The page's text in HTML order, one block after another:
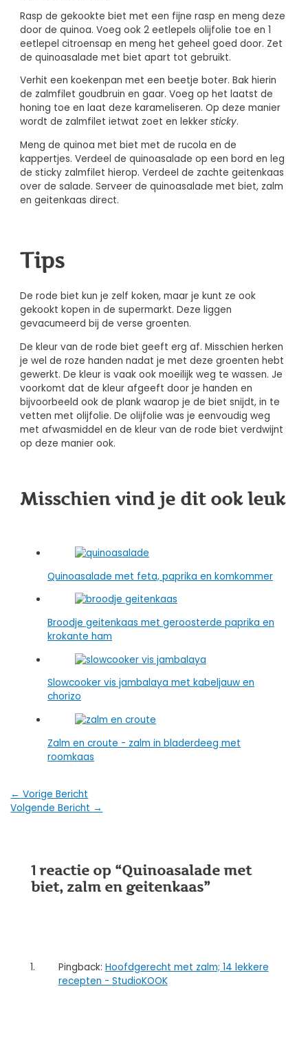
Rasp de gekookte biet met een fijne rasp en meng deze
door de quinoa. Voeg ook 2 eetlepels olijfolie toe en 1
eetlepel citroensap en meng het geheel goed door. Zet
de quinoasalade met biet apart tot gebruikt.
Verhit een koekenpan met een beetje boter. Bak hierin
de zalmfilet goudbruin en gaar. Voeg op het laatst de
honing toe en laat deze karameliseren. Op deze manier
wordt de zalmfilet ietwat zoet en lekkersticky.
Meng de quinoa met biet met de rucola en de
kappertjes. Verdeel de quinoasalade op een bord en leg
de sticky zalmfilet hierop. Verdeel de zachte geitenkaas
over de salade. Serveer de quinoasalade met biet, zalm
en geitenkaas direct.
Tips
De rode biet kun je zelf koken, maar je kunt ze ook
gekookt kopen in de supermarkt. Deze liggen
gevacumeerd bij de verse groenten.
De kleur van de rode biet geeft erg af. Misschien herken
je wel de roze handen nadat je met deze groenten hebt
gewerkt. De kleur is vaak ook moeilijk weg te wassen. Je
voorkomt dat de kleur afgeeft door je handen en
bijvoorbeeld ook de plank waarop je de biet snijdt, in te
vetten met olijfolie. De olijfolie was je eenvoudig weg
met afwasmiddel en de kleur van de rode biet verdwijnt
op deze manier ook.
Misschien vind je dit ook leuk
Quinoasalade met feta, paprika en komkommer
Broodje geitenkaas met geroosterde paprika en
krokante ham
Slowcooker vis jambalaya met kabeljauw en
chorizo
Zalm en croute - zalm in bladerdeeg met
roomkaas
Bericht
navigatie
← Vorige Bericht
Volgende Bericht →
1 reactie op “Quinoasalade met
biet, zalm en geitenkaas”
Pingback: Hoofdgerecht met zalm; 14 lekkere
recepten - StudioKOOK